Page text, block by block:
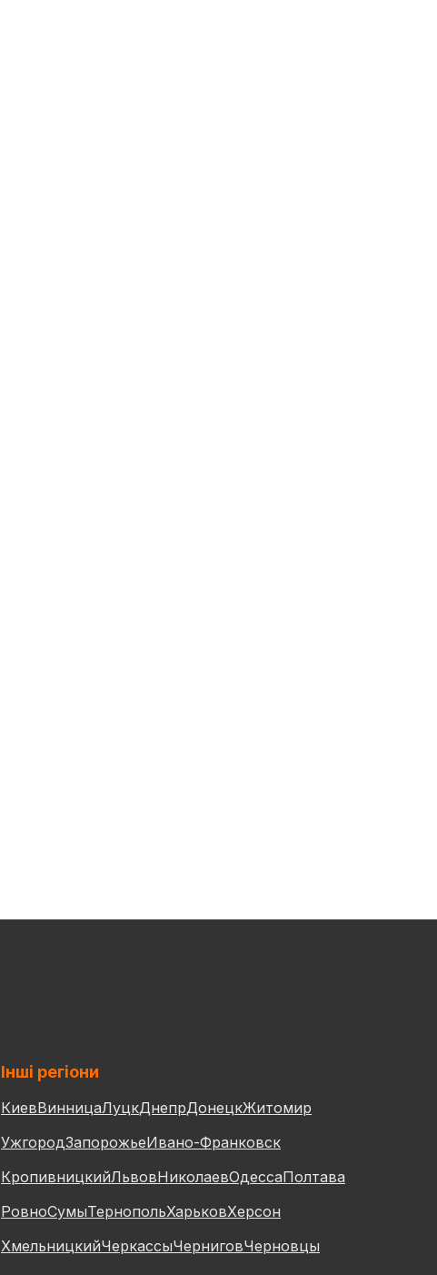
Інші регіони
КиевВинницаЛуцкДнепрДонецкЖитомир
УжгородЗапорожьеИвано-Франковск
КропивницкийЛьвовНиколаевОдессаПолтава
РовноСумыТернопольХарьковХерсон
ХмельницкийЧеркассыЧерниговЧерновцы